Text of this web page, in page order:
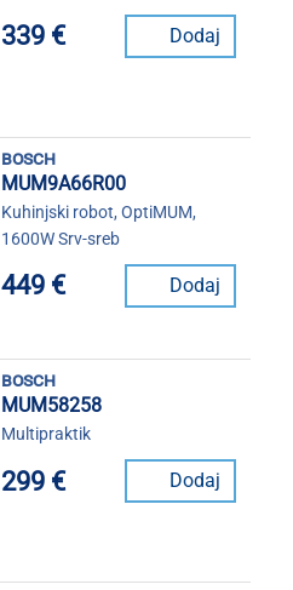
339 € Dodaj
bosch
MUM9A66R00
Kuhinjski robot, OptiMUM,
1600W Srv-sreb
449 € Dodaj
bosch
MUM58258
Multipraktik
299 € Dodaj